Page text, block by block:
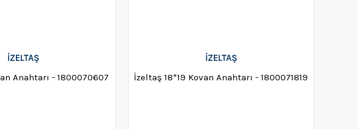
İZELTAŞ
İzeltaş 6*7 Kovan Anahtarı - 1800070607
İZELTAŞ
İzeltaş 18*19 Kovan Anahtarı - 1800071819